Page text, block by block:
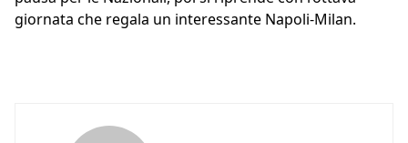
giornata che regala un interessante Napoli-Milan.